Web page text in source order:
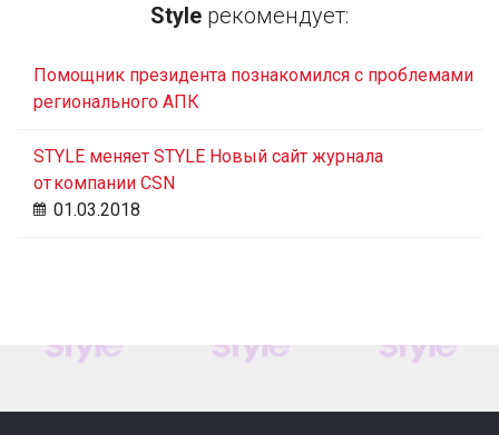
Style рекомендует:
Помощник президента познакомился с проблемами
регионального АПК
STYLE меняет STYLE Новый сайт журнала
от компании CSN
01.03.2018